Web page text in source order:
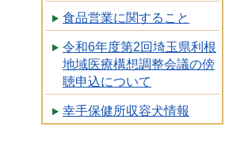
食品営業に関すること
令和6年度第2回埼玉県利根
地域医療構想調整会議の傍
聴申込について
幸手保健所収容犬情報